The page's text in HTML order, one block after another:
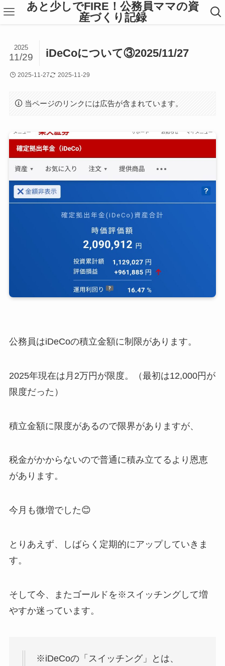
あと少しでFIRE！公務員ママの資
産づくり記録
iDeCoについて③2025/11/27
2025
11/29
2025-11-27 2025-11-29
当ページのリンクには広告が含まれています。
公務員はiDeCoの積立金額に制限があります。
2025年現在は月2万円が限度。（最初は12,000円が
限度だった）
積立金額に限度があるので限界がありますが、
税金がかからないので普通に積み立てるより恩恵
があります。
今月も微増でした😊
とりあえず、しばらく定期的にアップしていきま
す。
そして今、またゴールドを※スイッチングして増
やすか迷っています。
※iDeCoの「スイッチング」とは、